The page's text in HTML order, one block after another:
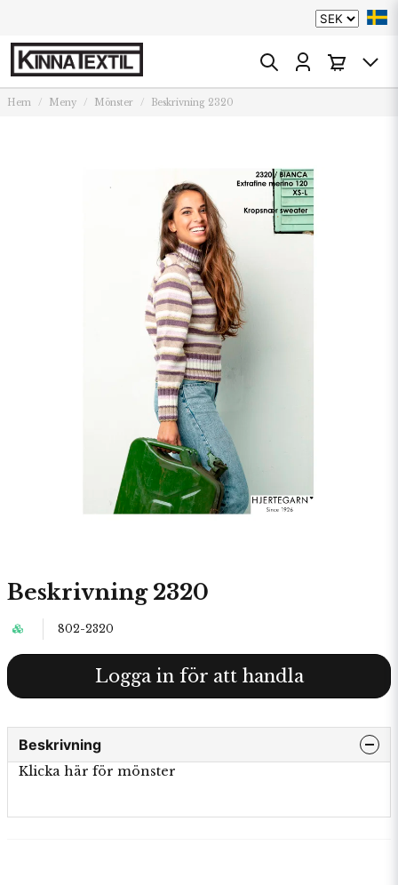
Hem Meny Mönster Beskrivning 2320
Beskrivning 2320
802-2320
Logga in för att handla
Beskrivning
Klicka här för mönster